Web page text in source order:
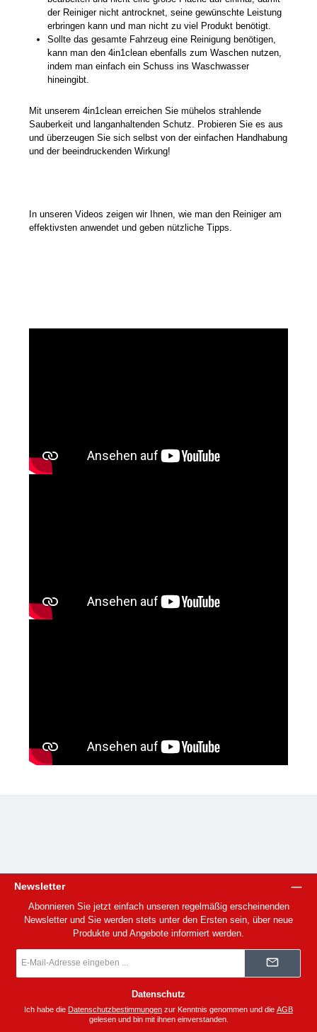
der Reiniger nicht antrocknet, seine gewünschte Leistung
erbringen kann und man nicht zu viel Produkt benötigt.
Sollte das gesamte Fahrzeug eine Reinigung benötigen,
kann man den 4in1clean ebenfalls zum Waschen nutzen,
indem man einfach ein Schuss ins Waschwasser
hineingibt.
Mit unserem 4in1clean erreichen Sie mühelos strahlende
Sauberkeit und langanhaltenden Schutz. Probieren Sie es aus
und überzeugen Sie sich selbst von der einfachen Handhabung
und der beeindruckenden Wirkung!
In unseren Videos zeigen wir Ihnen, wie man den Reiniger am
effektivsten anwendet und geben nützliche Tipps.
Newsletter
Abonnieren Sie jetzt einfach unseren regelmäßig erscheinenden
Newsletter und Sie werden stets unter den Ersten sein, über neue
Produkte und Angebote informiert werden.
Mail-
Datenschutz
Ich habe die Datenschutzbestimmungen zur Kenntnis genommen und die AGB
gelesen und bin mit ihnen einverstanden.